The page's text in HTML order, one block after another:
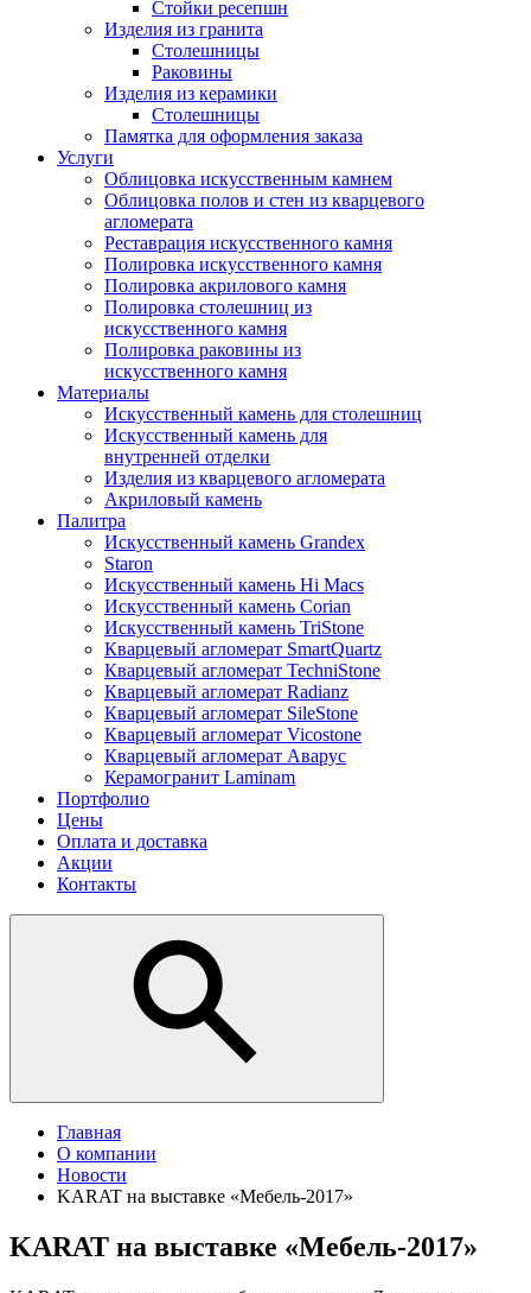
Стойки ресепшн
Изделия из гранита
Столешницы
Раковины
Изделия из керамики
Столешницы
Памятка для оформления заказа
Услуги
Облицовка искусственным камнем
Облицовка полов и стен из кварцевого
агломерата
Реставрация искусственного камня
Полировка искусственного камня
Полировка акрилового камня
Полировка столешниц из
искусственного камня
Полировка раковины из
искусственного камня
Материалы
Искусственный камень для столешниц
Искусственный камень для
внутренней отделки
Изделия из кварцевого агломерата
Акриловый камень
Палитра
Искусственный камень Grandex
Staron
Искусственный камень Hi Macs
Искусственный камень Corian
Искусственный камень TriStone
Кварцевый агломерат SmartQuartz
Кварцевый агломерат TechniStone
Кварцевый агломерат Radianz
Кварцевый агломерат SileStone
Кварцевый агломерат Vicostone
Кварцевый агломерат Аварус
Керамогранит Laminam
Портфолио
Цены
Оплата и доставка
Акции
Контакты
Главная
О компании
Новости
KARAT на выставке «Мебель-2017»
KARAT на выставке «Мебель-2017»